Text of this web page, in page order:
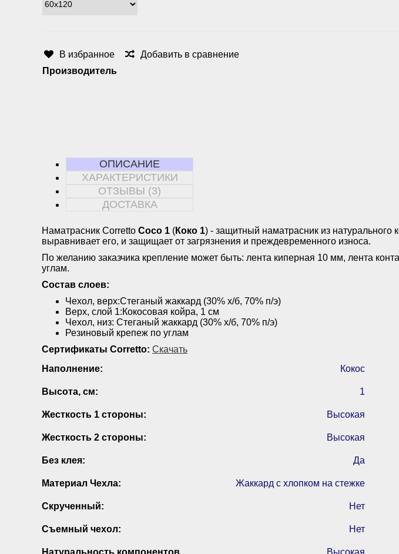
В избранное
Добавить в сравнение
Производитель
ОПИСАНИЕ
ХАРАКТЕРИСТИКИ
ОТЗЫВЫ (3)
ДОСТАВКА
Наматрасник Corretto Coco 1 (Коко 1) - защитный наматрасник из натурального
выравнивает его, и защищает от загрязнения и преждевременного износа.
По желанию заказчика крепление может быть: лента киперная 10 мм, лента
углам.
Состав слоев:
Чехол, верх:Стеганый жаккард (30% х/б, 70% п/э)
Верх, слой 1:Кокосовая койра, 1 см
Чехол, низ: Стеганый жаккард (30% х/б, 70% п/э)
Резиновый крепеж по углам
Сертификаты Corretto: Скачать
Наполнение:
Кокос
Высота, см: 1
Жесткость 1 стороны: Высокая
Жесткость 2 стороны: Высокая
Без клея: Да
Материал Чехла: Жаккард с хлопком на стежке
Скрученный: Нет
Съемный чехол: Нет